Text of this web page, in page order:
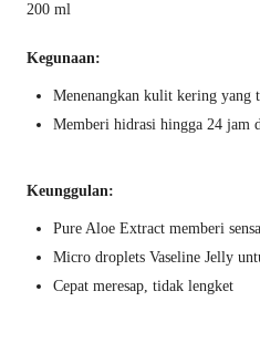
200 ml
Kegunaan:
Menenangkan kulit kering yang
Memberi hidrasi hingga 24 jam
Keunggulan:
Pure Aloe Extract memberi
Micro droplets Vaseline Jelly
Cepat meresap, tidak lengket